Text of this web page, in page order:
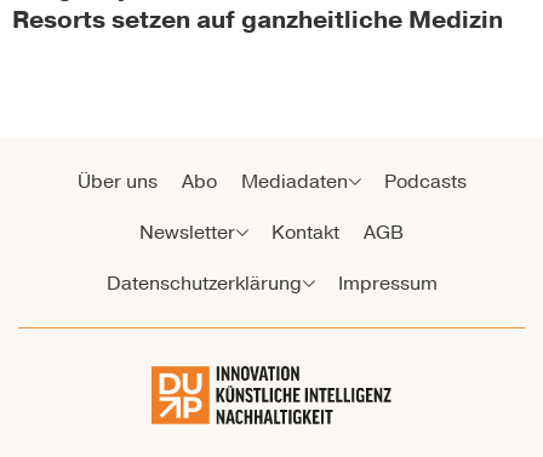
Resorts setzen auf ganzheitliche Medizin
Über uns Abo Mediadaten
Podcasts
Newsletter
Kontakt
AGB
Datenschutzerklärung
Impressum